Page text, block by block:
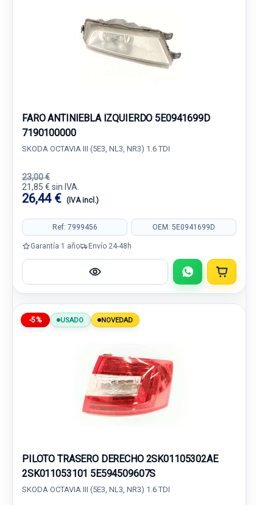
FARO ANTINIEBLA IZQUIERDO 5E0941699D
7190100000
SKODA OCTAVIA III (5E3, NL3, NR3) 1.6 TDI
23,00 €
21,85 € sin IVA.
26,44 € (IVA incl.)
Ref: 7999456 OEM: 5E0941699D
Garantía 1 año Envío 24-48h
-5% USADO NOVEDAD
PILOTO TRASERO DERECHO 2SK01105302AE
2SK011053101 5E594509607S
SKODA OCTAVIA III (5E3, NL3, NR3) 1.6 TDI